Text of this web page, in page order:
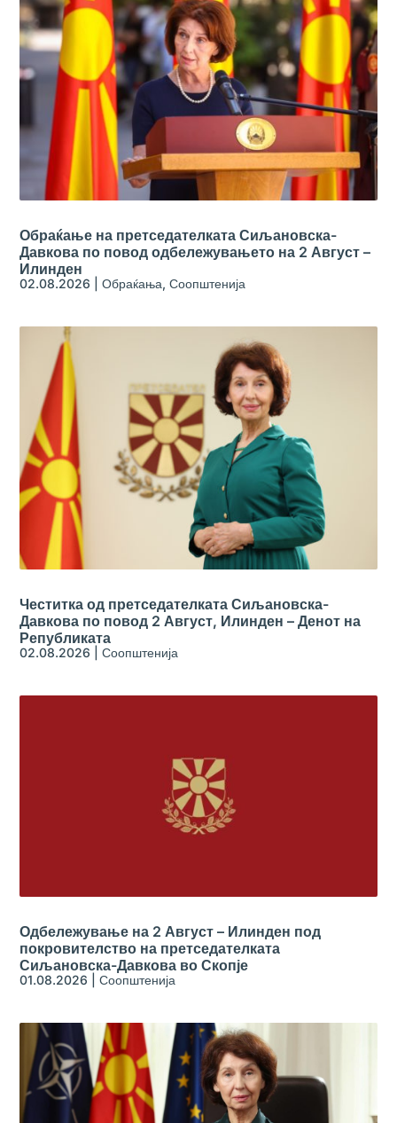
Обраќање на претседателката Сиљановска-
Давкова по повод одбележувањето на 2 Август –
Илинден
02.08.2026 |Обраќања,Соопштенија
Честитка од претседателката Сиљановска-
Давкова по повод 2 Август, Илинден – Денот на
Републиката
02.08.2026 |Соопштенија
Одбележување на 2 Август – Илинден под
покровителство на претседателката
Сиљановска-Давкова во Скопје
01.08.2026 |Соопштенија